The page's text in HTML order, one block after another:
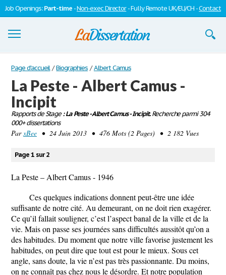
Job Openings:Part-time -Non-exec Director- Fully Remote UK/EU/CH -Contact
Dissertations
S'inscrire
Se connecter
Contactez-nous
Page d'accueil / Biographies / Albert Camus
La Peste - Albert Camus -
Incipit
Rapports de Stage: La Peste - Albert Camus - Incipit.Recherche parmi 304
000+ dissertations
ParxBee • 24 Juin 2013 • 476 Mots (2 Pages) • 2 182 Vues
Page 1 sur 2
La Peste – Albert Camus - 1946
Ces quelques indications donnent peut-être une idée
suffisante de notre cité. Au demeurant, on ne doit rien exagérer.
Ce qu’il fallait souligner, c’est l’aspect banal de la ville et de la
vie. Mais on passe ses journées sans difficultés aussitôt qu’on a
des habitudes. Du moment que notre ville favorise justement les
habitudes, on peut dire que tout est pour le mieux. Sous cet
angle, sans doute, la vie n’est pas très passionnante. Du moins,
on ne connaît pas chez nous le désordre. Et notre population